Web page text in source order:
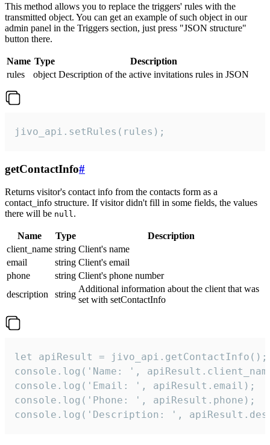
This method allows you to replace the triggers' rules with the
transmitted object. You can get an example of such object in our
admin panel in the Triggers section, just press "JSON structure"
button there.
Name Type
Description
rules
object Description of the active invitations rules in JSON
jivo_api.setRules(rules);
getContactInfo#
Returns visitor's contact info from the contacts form as a
contact_info structure. If visitor didn't fill in some fields, the values
there will be null.
Name Type
Description
client_name string Client's name
email
string Client's email
phone
string Client's phone number
description
string
Additional information about the client that was
set with setContactInfo
let apiResult = jivo_api.getContactInfo();
console.log('Name: ',
console.log('Email: ', apiResult.email);
console.log('Phone: ', apiResult.phone);
console.log('Description: ',